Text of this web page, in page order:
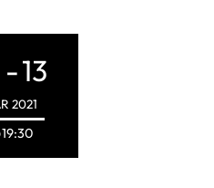
-13
2021
19:30